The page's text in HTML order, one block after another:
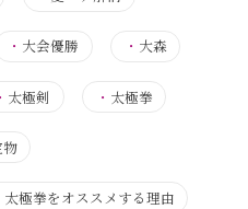
・ 大会優勝 ・ 大森
・ 太極剣 ・ 太極拳
太極拳をオススメする理由